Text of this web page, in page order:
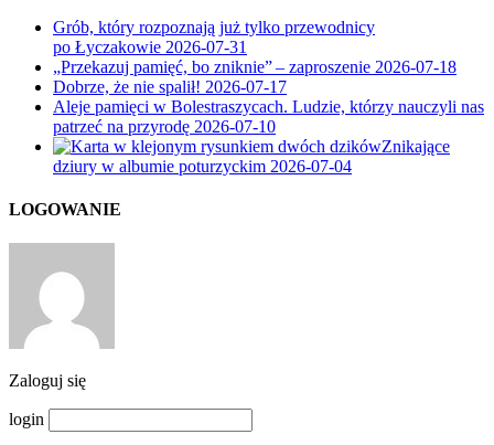
Grób, który rozpoznają już tylko przewodnicy
po Łyczakowie 2026-07-31
„Przekazuj pamięć, bo zniknie” – zaproszenie 2026-07-18
Dobrze, że nie spalił! 2026-07-17
Aleje pamięci w Bolestraszycach. Ludzie, którzy nauczyli nas
patrzeć na przyrodę 2026-07-10
Znikające
dziury w albumie poturzyckim 2026-07-04
LOGOWANIE
Zaloguj się
login